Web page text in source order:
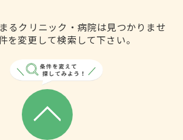
るクリニック・病院は見つかりませ
を変更して検索して下さい。